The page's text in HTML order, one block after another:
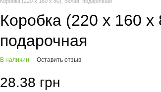
Коробка (220 х 160 х
подарочная
В наличии Оставить отзыв
28.38 грн